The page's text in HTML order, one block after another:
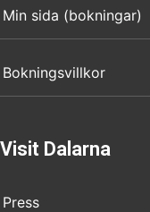
Min sida (bokningar)
Bokningsvillkor
Visit Dalarna
Press